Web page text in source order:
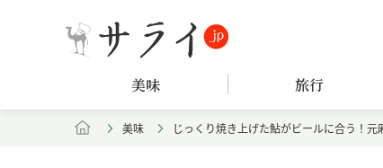
美味 旅行
美味 じっくり焼き上げた鮎がビールに合う！